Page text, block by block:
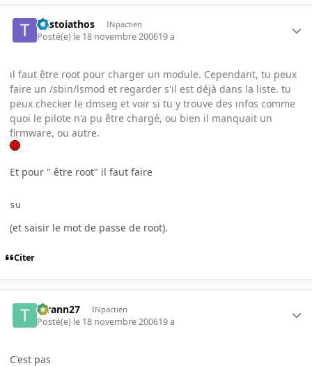
taistoiathos INpactien
Posté(e) le 18 novembre 200619 a
il faut être root pour charger un module. Cependant, tu peux
faire un /sbin/lsmod et regarder s'il est déjà dans la liste. tu
peux checker le dmseg et voir si tu y trouve des infos comme
quoi le pilote n'a pu être chargé, ou bien il manquait un
firmware, ou autre.
Et pour " être root" il faut faire
(et saisir le mot de passe de root).
Citer
tyrann27 INpactien
Posté(e) le 18 novembre 200619 a
C'est pas